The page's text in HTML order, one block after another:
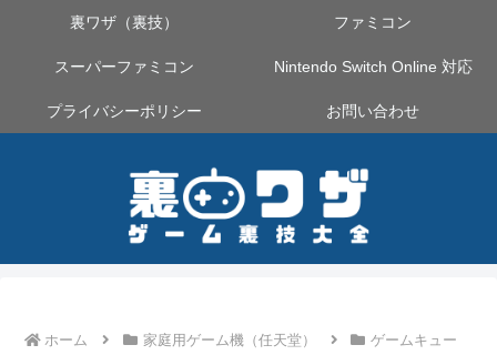
裏ワザ（裏技） ファミコン
スーパーファミコン Nintendo Switch Online 対応
プライバシーポリシー お問い合わせ
ホーム 家庭用ゲーム機（任天堂）
ゲームキュー